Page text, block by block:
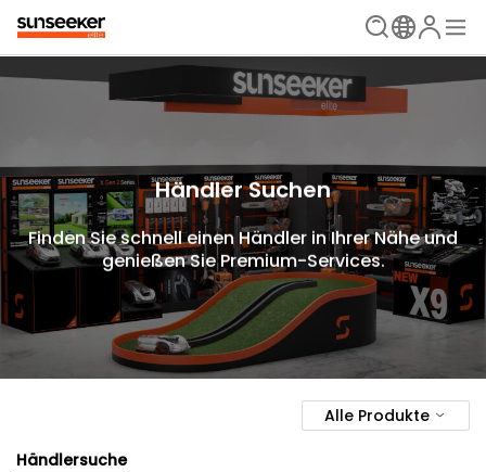
Händler Suchen
Finden Sie schnell einen Händler in Ihrer Nähe und
genießen Sie Premium-Services.
Händlersuche
Alle Produkte